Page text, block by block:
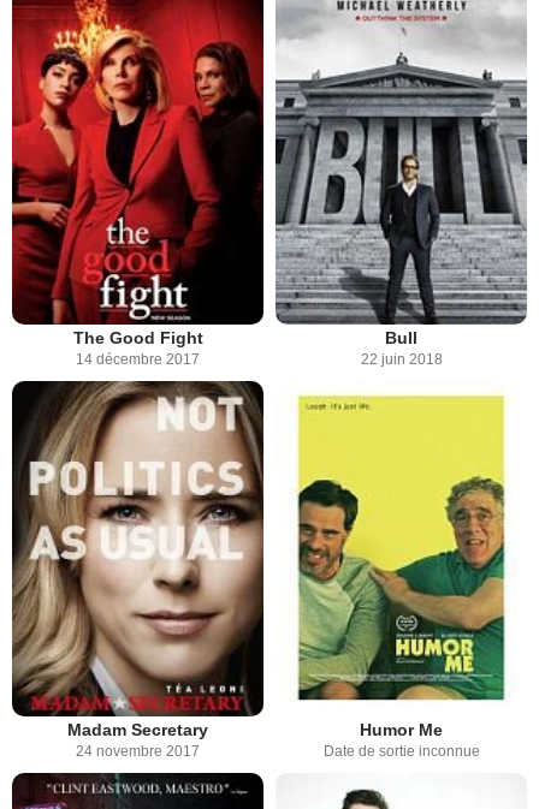
The Good Fight
14 décembre 2017
Bull
22 juin 2018
Madam Secretary
24 novembre 2017
Humor Me
Date de sortie inconnue